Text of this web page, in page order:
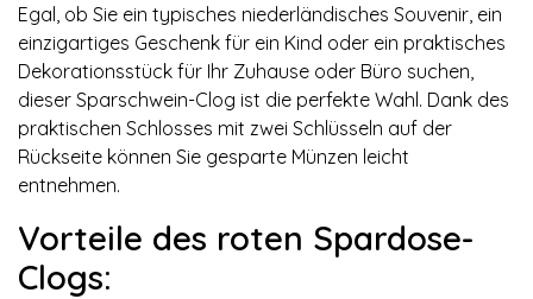
Egal, ob Sie ein typisches niederländisches Souvenir, ein
einzigartiges Geschenk für ein Kind oder ein praktisches
Dekorationsstück für Ihr Zuhause oder Büro suchen,
dieser Sparschwein-Clog ist die perfekte Wahl. Dank des
praktischen Schlosses mit zwei Schlüsseln auf der
Rückseite können Sie gesparte Münzen leicht
entnehmen.
Vorteile des roten Spardose-
Clogs: